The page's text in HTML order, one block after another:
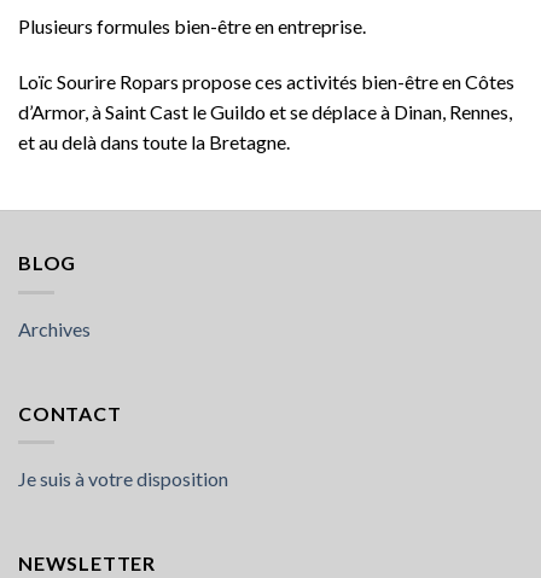
Plusieurs formules bien-être en entreprise.
Loïc Sourire Ropars propose ces activités bien-être en Côtes
d’Armor, à Saint Cast le Guildo et se déplace à Dinan, Rennes,
et au delà dans toute la Bretagne.
BLOG
Archives
CONTACT
Je suis à votre disposition
NEWSLETTER